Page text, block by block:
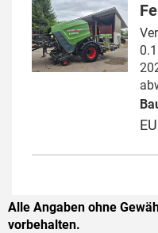
Alle Angaben ohne
vorbehalten.